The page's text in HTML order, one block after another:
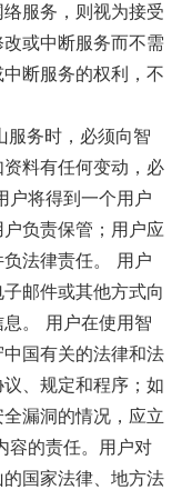
服务，则视为接受
或中断服务而不需
断服务的权利，不
服务时，必须向智
料有任何变动，必
户将得到一个用户
负责保管；用户应
法律责任。 用户
邮件或其他方式向
。 用户在使用智
国有关的法律和法
、规定和程序；如
漏洞的情况，应立
容的责任。用户对
国家法律、地方法